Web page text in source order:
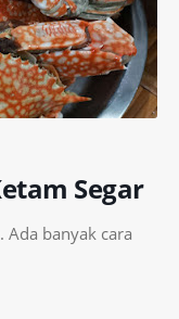
Segar
Ada banyak cara